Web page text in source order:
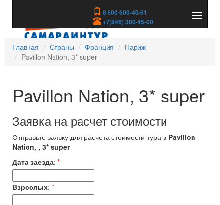
8 800 600-40-61
+7(846) 300-45-00
скрыть
Главная
Страны Франция
Париж
Pavillon Nation, 3* super
Pavillon Nation, 3* super
Заявка на расчет стоимости
Отправьте заявку для расчета стоимости тура в Pavillon
Nation, , 3* super
Дата заезда: *
Взрослых: *